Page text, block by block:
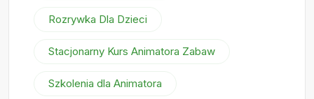
Rozrywka Dla Dzieci
Stacjonarny Kurs Animatora Zabaw
Szkolenia dla Animatora